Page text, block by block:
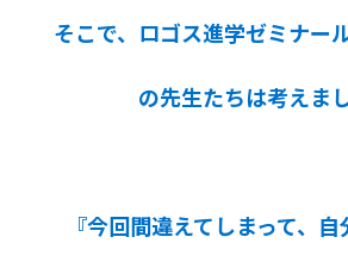
そこで、ロゴス進学ゼミナー
の先生たちは考えま
『今回間違えてしまって、